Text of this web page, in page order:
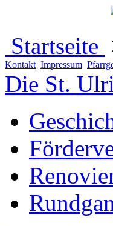
Startseite
Kontakt Impressum
Die St.